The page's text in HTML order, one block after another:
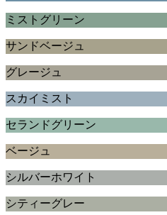
ミストグリーン
サンドベージュ
グレージュ
スカイミスト
セランドグリーン
ベージュ
シルバーホワイト
シティーグレー